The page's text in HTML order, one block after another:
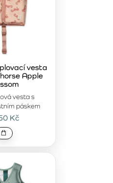
jsou navrženy pro rodiny,
funkční a promyšlené
dovolenou u moře.
vesta s
páskem
vesta
Apple
Kč